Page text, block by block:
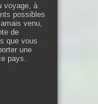
voyage, à
possibles
venu,
de
que vous
une
pays.